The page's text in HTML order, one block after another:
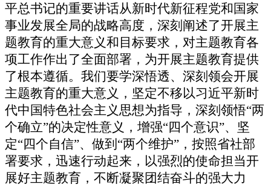
平总书记的重要讲话从新时代新征程党和国家
事业发展全局的战略高度，深刻阐述了开展主
题教育的重大意义和目标要求，对主题教育各
项工作作出了全面部署，为开展主题教育提供
了根本遵循。我们要学深悟透、深刻领会开展
主题教育的重大意义，坚定不移以习近平新时
代中国特色社会主义思想为指导，深刻领悟“两
个确立”的决定性意义，增强“四个意识”、坚
定“四个自信”、做到“两个维护”，按照省社部
署要求，迅速行动起来，以强烈的使命担当开
展好主题教育，不断凝聚团结奋斗的强大力